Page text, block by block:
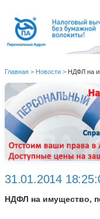
Главная > Новости > НДФЛ на
31.01.2014
НДФЛ на имущество,